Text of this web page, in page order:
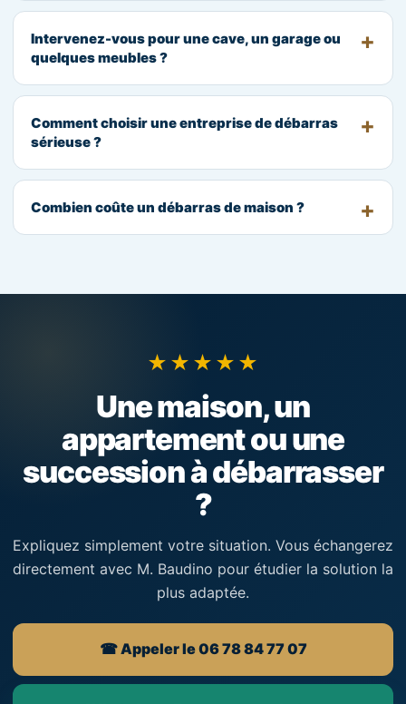
Intervenez-vous pour une cave, un garage ou
quelques meubles ?
Comment choisir une entreprise de débarras
sérieuse ?
Combien coûte un débarras de maison ?
★★★★★
Une maison, un
appartement ou une
succession à débarrasser
?
Expliquez simplement votre situation. Vous échangerez
directement avec M. Baudino pour étudier la solution la
plus adaptée.
☎ Appeler le 06 78 84 77 07